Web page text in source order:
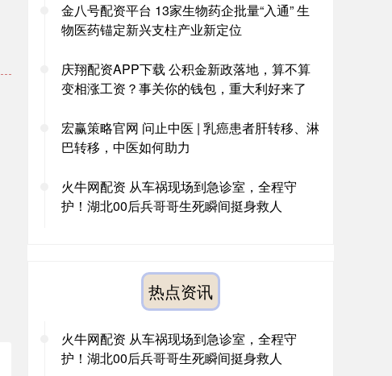
金八号配资平台 13家生物药企批量“入通” 生
物医药锚定新兴支柱产业新定位
庆翔配资APP下载 公积金新政落地，算不算
变相涨工资？事关你的钱包，重大利好来了
宏赢策略官网 问止中医 | 乳癌患者肝转移、淋
巴转移，中医如何助力
火牛网配资 从车祸现场到急诊室，全程守
护！湖北00后兵哥哥生死瞬间挺身救人
热点资讯
火牛网配资 从车祸现场到急诊室，全程守
护！湖北00后兵哥哥生死瞬间挺身救人